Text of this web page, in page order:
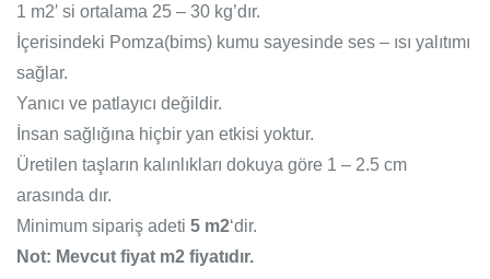
1 m2′ si ortalama 25 – 30 kg’dır.
İçerisindeki Pomza(bims) kumu sayesinde ses – ısı yalıtımı
sağlar.
Yanıcı ve patlayıcı değildir.
İnsan sağlığına hiçbir yan etkisi yoktur.
Üretilen taşların kalınlıkları dokuya göre 1 – 2.5 cm
arasında dır.
Minimum sipariş adeti 5 m2‘dir.
Not: Mevcut fiyat m2 fiyatıdır.